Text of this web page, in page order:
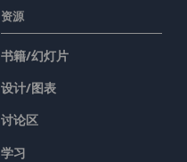
资源
书籍/幻灯片
设计/图表
讨论区
学习